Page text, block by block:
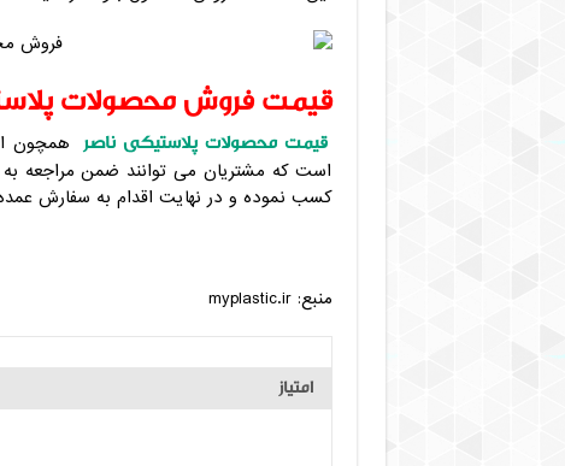
قیمت فروش محصولات
قیمت محصولات پلاستیکی ناصر همچون
است که مشتریان می توانند ضمن مراجعه
کسب نموده و در نهایت اقدام به سفارش عمده
منبع: myplastic.ir
امتیاز